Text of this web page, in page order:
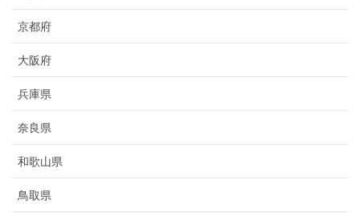
京都府
大阪府
兵庫県
奈良県
和歌山県
鳥取県